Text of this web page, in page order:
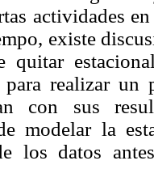
actividades
existe
quitar
para realizar
con sus
modelar la
los datos